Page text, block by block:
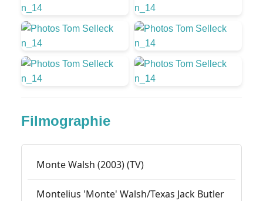
Filmographie
Monte Walsh (2003) (TV)
Montelius 'Monte' Walsh/Texas Jack Butler